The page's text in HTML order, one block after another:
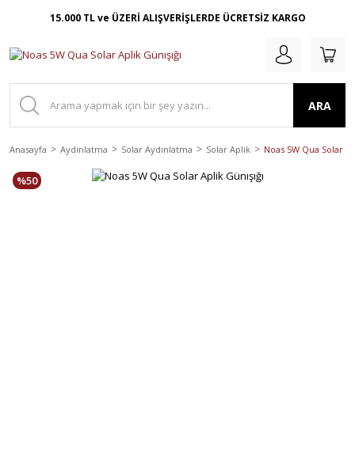
15.000 TL ve ÜZERİ ALIŞVERİŞLERDE ÜCRETSİZ KARGO
ARA
Anasayfa Aydınlatma Solar Aydınlatma Solar Aplik Noas 5W Qua Solar
%50